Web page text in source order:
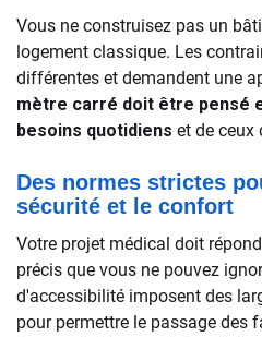
Vous ne construisez pas un
logement classique. Les
différentes et demandent une
mètre carré doit être pensé
besoins quotidiens et de ceux
Des normes strictes
sécurité et le confort
Votre projet médical doit
précis que vous ne pouvez
d'accessibilité imposent des
pour permettre le passage des